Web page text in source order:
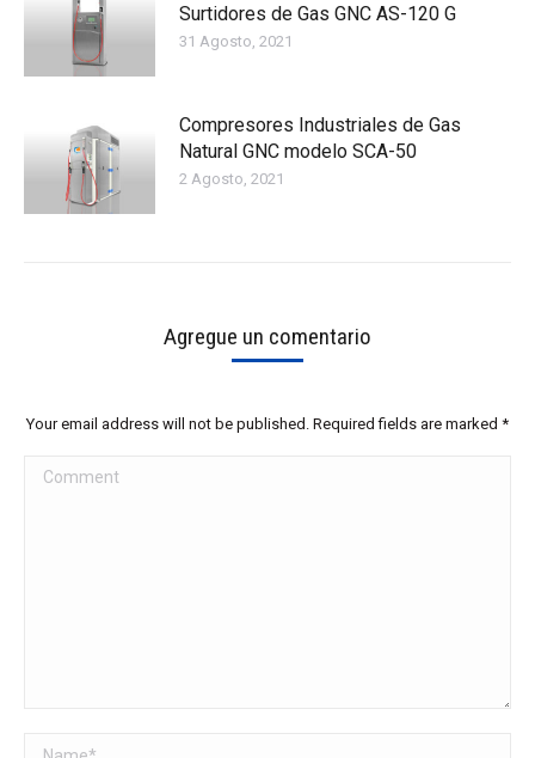
Surtidores de Gas GNC AS-120 G
31 Agosto, 2021
Compresores Industriales de Gas
Natural GNC modelo SCA-50
2 Agosto, 2021
Agregue un comentario
Your email address will not be published. Required fields are marked *
Comment
Name *